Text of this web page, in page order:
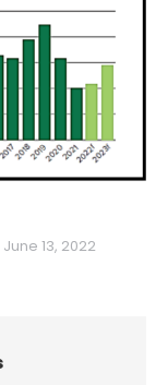
June 13, 2022